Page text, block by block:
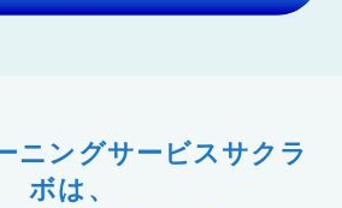
ニングサービスサクラ
ボは、